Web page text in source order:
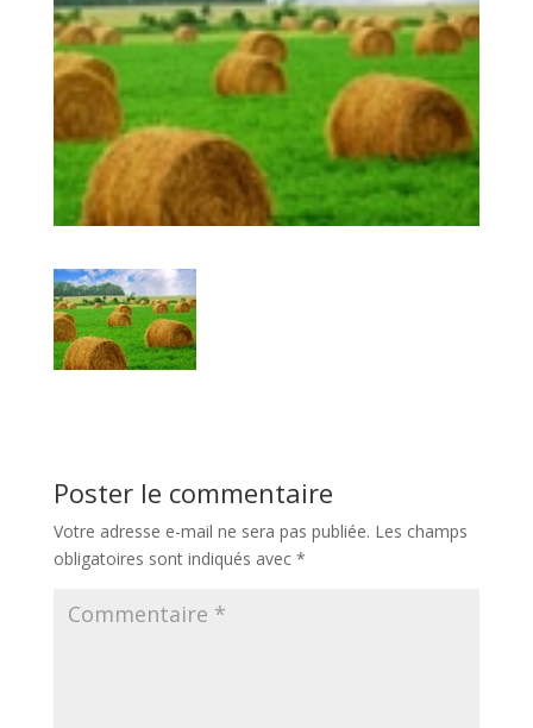
Poster le commentaire
Votre adresse e-mail ne sera pas publiée. Les champs
obligatoires sont indiqués avec *